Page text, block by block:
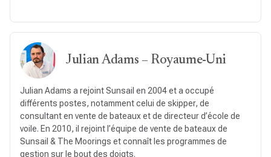
Julian Adams – Royaume-Uni
Julian Adams a rejoint Sunsail en 2004 et a occupé
différents postes, notamment celui de skipper, de
consultant en vente de bateaux et de directeur d’école de
voile. En 2010, il rejoint l’équipe de vente de bateaux de
Sunsail & The Moorings et connaît les programmes de
gestion sur le bout des doigts.